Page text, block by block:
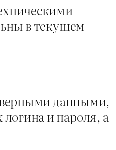
в текущем
данными,
и пароля, а